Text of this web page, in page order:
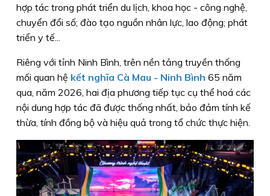
hợp tác trong phát triển du lịch, khoa học - công nghệ,
chuyển đổi số; đào tạo nguồn nhân lực, lao động; phát
triển y tế...
Riêng với tỉnh Ninh Bình, trên nền tảng truyền thống
mối quan hệ kết nghĩa Cà Mau - Ninh Bình 65 năm
qua, năm 2026, hai địa phương tiếp tục cụ thể hoá các
nội dung hợp tác đã được thống nhất, bảo đảm tính kế
thừa, tính đồng bộ và hiệu quả trong tổ chức thực hiện.